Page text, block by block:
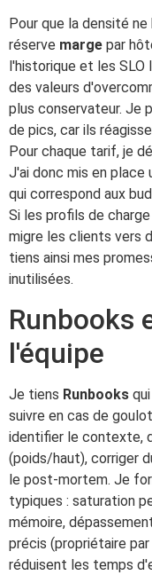
Pour que la densité
réserve marge par
l'historique et les SLO
des valeurs
plus conservateur. Je
de pics, car ils
Pour chaque tarif, je
J'ai donc mis en place
qui correspond aux
Si les profils de
migre les clients vers
tiens ainsi mes
inutilisées.
Runbooks
l'équipe
Je tiens Runbooks
suivre en cas de
identifier le contexte,
(poids/haut), corriger
le post-mortem. Je
typiques : saturation
mémoire,
précis (propriétaire
réduisent les temps